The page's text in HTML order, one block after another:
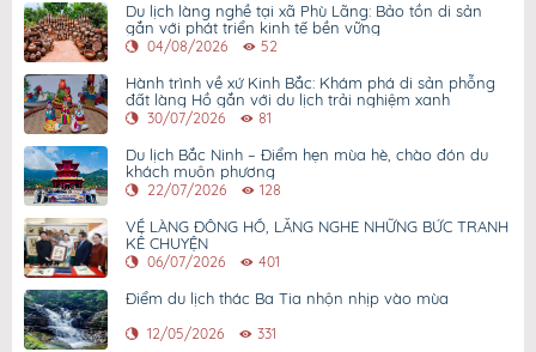
Du lịch làng nghề tại xã Phù Lãng: Bảo tồn di sản
gắn với phát triển kinh tế bền vững
04/08/2026 52
Hành trình về xứ Kinh Bắc: Khám phá di sản phỗng
đất làng Hồ gắn với du lịch trải nghiệm xanh
30/07/2026 81
Du lịch Bắc Ninh – Điểm hẹn mùa hè, chào đón du
khách muôn phương
22/07/2026 128
VỀ LÀNG ĐÔNG HỒ, LẮNG NGHE NHỮNG BỨC TRANH
KỂ CHUYỆN
06/07/2026 401
Điểm du lịch thác Ba Tia nhộn nhịp vào mùa
12/05/2026 331